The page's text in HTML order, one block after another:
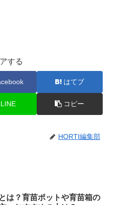
する
はてブ
LINE コピー
HORTI編集部
は？育苗ポットや育苗箱の